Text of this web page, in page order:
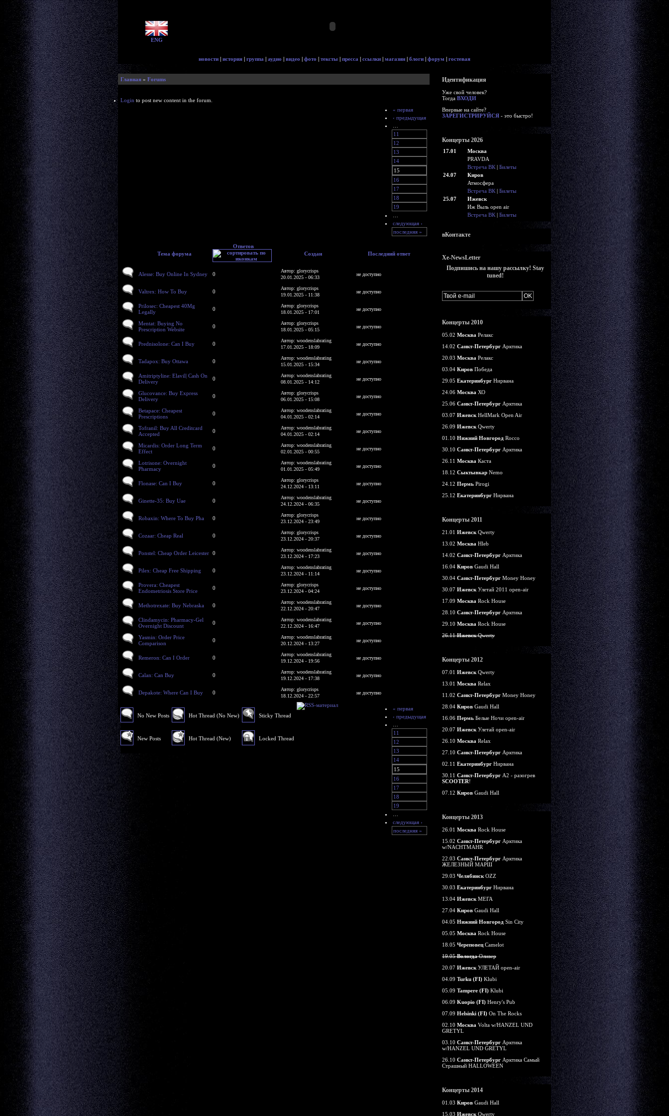
ENG
новости | история | группа | аудио | видео | фото | тексты | пресса | ссылки | магазин | блоги | форум | гостевая
Главная » Forums
Login to post new content in the forum.
« первая
‹ предыдущая
11
12
13
14
15
16
17
18
19
следующая ›
последняя »
Тема форума
Ответов
Создан
Последний ответ
Alesse: Buy Online In Sydney 0
Автор: glorycrisps
20.01.2025 - 06:33
не доступно
Valtrex: How To Buy 0
Автор: glorycrisps
19.01.2025 - 11:38
не доступно
Prilosec: Cheapest 40Mg
Legally
0
Автор: glorycrisps
18.01.2025 - 17:01
не доступно
Mentat: Buying No
Prescription Website
0
Автор: glorycrisps
18.01.2025 - 05:15
не доступно
Prednisolone: Can I Buy 0
Автор: woodenslabrating
17.01.2025 - 18:09
не доступно
Tadapox: Buy Ottawa 0
Автор: woodenslabrating
15.01.2025 - 15:34
не доступно
Amitriptyline: Elavil| Cash On
Delivery
0
Автор: woodenslabrating
08.01.2025 - 14:12
не доступно
Glucovance: Buy Express
Delivery
0
Автор: glorycrisps
06.01.2025 - 15:08
не доступно
Betapace: Cheapest
Prescriptions
0
Автор: woodenslabrating
04.01.2025 - 02:14
не доступно
Tofranil: Buy All Creditcard
Accepted
0
Автор: woodenslabrating
04.01.2025 - 02:14
не доступно
Micardis: Order Long Term
Effect
0
Автор: woodenslabrating
02.01.2025 - 00:55
не доступно
Lotrisone: Overnight
Pharmacy
0
Автор: woodenslabrating
01.01.2025 - 05:49
не доступно
Flonase: Can I Buy 0
Автор: glorycrisps
24.12.2024 - 13:11
не доступно
Ginette-35: Buy Uae 0
Автор: woodenslabrating
24.12.2024 - 06:35
не доступно
Robaxin: Where To Buy Pha 0
Автор: glorycrisps
23.12.2024 - 23:49
не доступно
Cozaar: Cheap Real 0
Автор: glorycrisps
23.12.2024 - 20:37
не доступно
Ponstel: Cheap Order Leicester 0
Автор: woodenslabrating
23.12.2024 - 17:23
не доступно
Pilex: Cheap Free Shipping 0
Автор: woodenslabrating
23.12.2024 - 11:14
не доступно
Provera: Cheapest
Endometriosis Store Price
0
Автор: glorycrisps
23.12.2024 - 04:24
не доступно
Methotrexate: Buy Nebraska 0
Автор: woodenslabrating
22.12.2024 - 20:47
не доступно
Clindamycin: Pharmacy-Gel
Overnight Discount
0
Автор: woodenslabrating
22.12.2024 - 16:47
не доступно
Yasmin: Order Price
Comparison
0
Автор: woodenslabrating
20.12.2024 - 13:27
не доступно
Remeron: Can I Order 0
Автор: woodenslabrating
19.12.2024 - 19:56
не доступно
Calan: Can Buy 0
Автор: woodenslabrating
19.12.2024 - 17:38
не доступно
Depakote: Where Can I Buy 0
Автор: glorycrisps
18.12.2024 - 22:57
не доступно
No New Posts
New Posts
Hot Thread (No New)
Hot Thread (New)
Sticky Thread
Locked Thread
« первая
‹ предыдущая
11
12
13
14
15
16
17
18
19
следующая ›
последняя »
Идентификация
Уже свой человек?
Тогда ВХОДИ
Впервые на сайте?
ЗАРЕГИСТРИРУЙСЯ - это быстро!
Концерты 2026
17.01
Москва
PRAVDA
Встреча ВК | Билеты
24.07
Киров
Атмосфера
Встреча ВК | Билеты
25.07
Ижевск
Иж Выль open air
Встреча ВК | Билеты
вКонтакте
Xe-NewsLetter
Подпишись на нашу рассылку! Stay
tuned!
Концерты 2010
05.02 Москва Релакс
14.02 Санкт-Петербург Арктика
20.03 Москва Релакс
03.04 Киров Победа
29.05 Екатеринбург Нирвана
24.06 Москва ХО
25.06 Санкт-Петербург Арктика
03.07 Ижевск HellMark Open Air
26.09 Ижевск Qwerty
01.10 Нижний Новгород Rocco
30.10 Санкт-Петербург Арктика
26.11 Москва Каста
18.12 Сыктывкар Nemo
24.12 Пермь Pirogi
25.12 Екатеринбург Нирвана
Концерты 2011
21.01 Ижевск Qwerty
13.02 Москва Hleb
14.02 Санкт-Петербург Арктика
16.04 Киров Gaudi Hall
30.04 Санкт-Петербург Money Honey
30.07 Ижевск Улетай 2011 open-air
17.09 Москва Rock House
28.10 Санкт-Петербург Арктика
29.10 Москва Rock House
26.11ИжевскQwerty
Концерты 2012
07.01 Ижевск Qwerty
13.01 Москва Relax
11.02 Санкт-Петербург Money Honey
28.04 Киров Gaudi Hall
16.06 Пермь Белые Ночи open-air
20.07 Ижевск Улетай open-air
26.10 Москва Relax
27.10 Санкт-Петербург Арктика
02.11 Екатеринбург Нирвана
30.11 Санкт-Петербург А2 - разогрев
SCOOTER!
07.12 Киров Gaudi Hall
Концерты 2013
26.01 Москва Rock House
15.02 Санкт-Петербург Арктика
w/NACHTMAHR
22.03 Санкт-Петербург Арктика
ЖЕЛЕЗНЫЙ МАРШ
29.03 Челябинск OZZ
30.03 Екатеринбург Нирвана
13.04 Ижевск МЕГА
27.04 Киров Gaudi Hall
04.05 Нижний Новгород Sin City
05.05 Москва Rock House
18.05 Череповец Camelot
19.05ВологдаОливер
20.07 Ижевск УЛЕТАЙ open-air
04.09 Turku (FI) Klubi
05.09 Tampere (FI) Klubi
06.09 Kuopio (FI) Henry's Pub
07.09 Helsinki (FI) On The Rocks
02.10 Москва Volta w/HANZEL UND
GRETYL
03.10 Санкт-Петербург Арктика
w/HANZEL UND GRETYL
26.10 Санкт-Петербург Арктика Самый
Страшный HALLOWEEN
Концерты 2014
01.03 Киров Gaudi Hall
15.03 Ижевск Qwerty